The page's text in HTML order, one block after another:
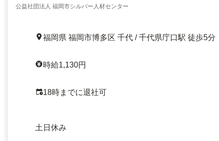
公益社団法人 福岡市シルバー人材センター
福岡県 福岡市博多区 千代 / 千代県庁口駅 徒歩5分
時給1,130円
18時までに退社可
土日休み